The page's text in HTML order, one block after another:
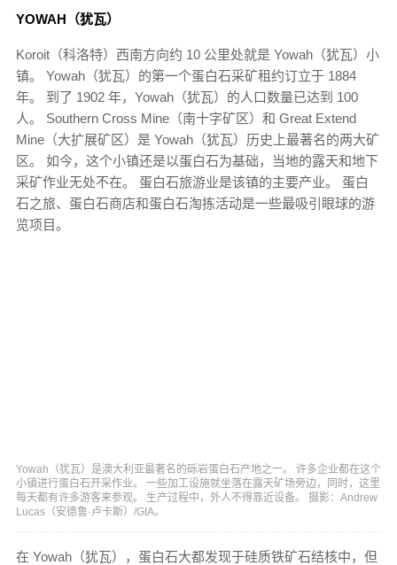
YOWAH（犹瓦）
Koroit（科洛特）西南方向约 10 公里处就是 Yowah（犹瓦）小
镇。 Yowah（犹瓦）的第一个蛋白石采矿租约订立于 1884
年。 到了 1902 年，Yowah（犹瓦）的人口数量已达到 100
人。 Southern Cross Mine（南十字矿区）和 Great Extend
Mine（大扩展矿区）是 Yowah（犹瓦）历史上最著名的两大矿
区。 如今，这个小镇还是以蛋白石为基础，当地的露天和地下
采矿作业无处不在。 蛋白石旅游业是该镇的主要产业。 蛋白
石之旅、蛋白石商店和蛋白石淘拣活动是一些最吸引眼球的游
览项目。
Yowah（犹瓦）是澳大利亚最著名的砾岩蛋白石产地之一。 许多企业都在这个
小镇进行蛋白石开采作业。 一些加工设施就坐落在露天矿场旁边，同时，这里
每天都有许多游客来参观。 生产过程中，外人不得靠近设备。 摄影：Andrew
Lucas（安德鲁·卢卡斯）/GIA。
在 Yowah（犹瓦），蛋白石大都发现于硅质铁矿石结核中，但